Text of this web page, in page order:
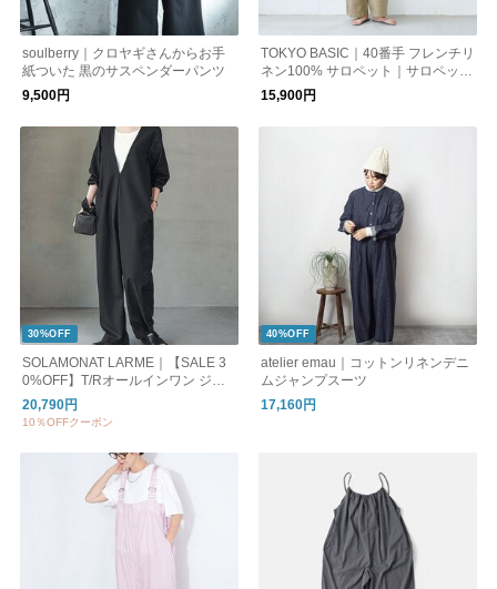
soulberry｜クロヤギさんからお手
紙ついた 黒のサスペンダーパンツ
9,500円
TOKYO BASIC｜40番手 フレンチリ
ネン100% サロペット｜サロペット
パンツ リネンサロペット オーバー
オール
15,900円
30%OFF
SOLAMONAT LARME｜【SALE 3
0%OFF】T/Rオールインワン ジャ
ンプスーツ カバーオール コンビネ
ゾン パンツ 長袖 レディース 日本製
20,790円
10％OFFクーポン
40%OFF
atelier emau｜コットンリネンデニ
ムジャンプスーツ
17,160円